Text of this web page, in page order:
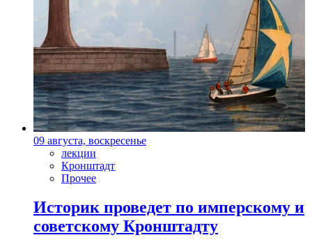
09 августа, воскресенье
лекции
Кронштадт
Прочее
Историк проведет по имперскому и
советскому Кронштадту